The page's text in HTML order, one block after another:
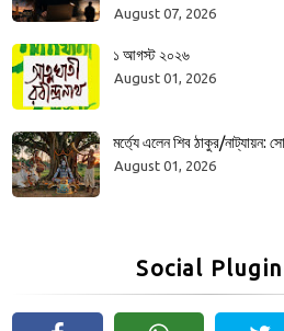
August 07, 2026
১ আগস্ট ২০২৬
August 01, 2026
মর্ত্যে এলেন শিব ঠাকুর/নাট্যায়ন:
August 01, 2026
Social Plugin